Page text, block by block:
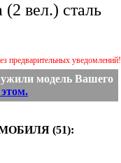
вел.) сталь
предварительных уведомлений!
модель Вашего
(51):